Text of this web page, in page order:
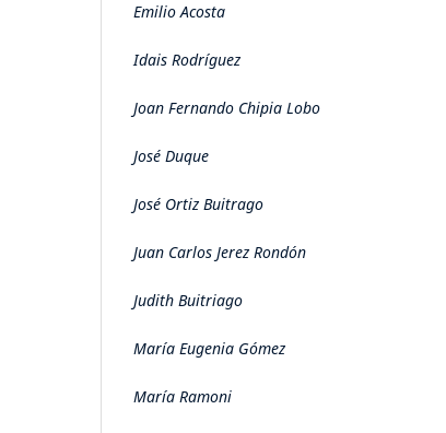
Emilio Acosta
Idais Rodríguez
Joan Fernando Chipia Lobo
José Duque
José Ortiz Buitrago
Juan Carlos Jerez Rondón
Judith Buitriago
María Eugenia Gómez
María Ramoni